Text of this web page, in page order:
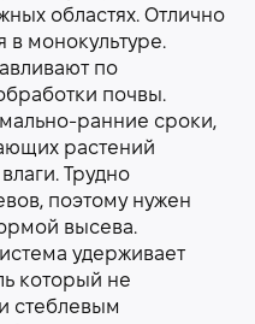
областях. Отлично
в монокультуре.
по
почвы.
ранние сроки,
растений
Трудно
поэтому нужен
высева.
удерживает
который не
стеблевым